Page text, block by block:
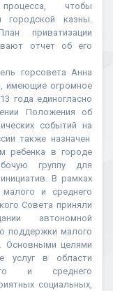
чтобы
городской казны.
приватизации
отчет об его
горсовета Анна
имеющие огромное
года единогласно
Положения об
событий на
также назначен
ребенка в городе
группу для
В рамках
и среднего
Совета приняли
автономной
поддержки малого
Основными целями
услуг в области
и среднего
социальных,